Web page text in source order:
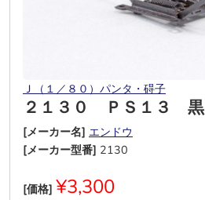
Ｊ（１／８０）パンタ・碍子
２１３０ ＰＳ１３ 黒
[メーカー名] エンドウ
[メーカー型番] 2130
[価格] ¥3,300